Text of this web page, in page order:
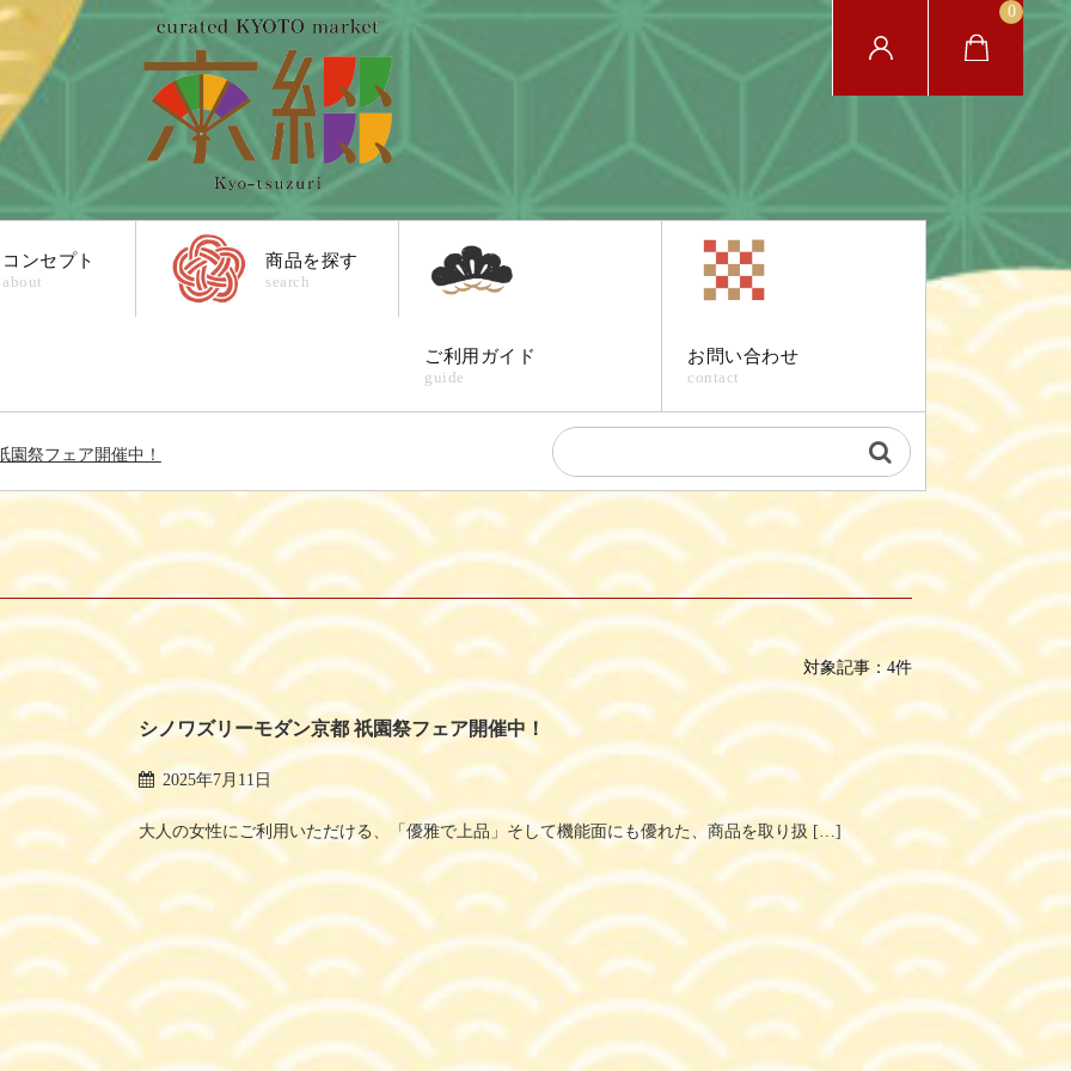
0
コンセプト
about
商品を探す
search
ご利用ガイド
guide
お問い合わせ
contact
園祭フェア開催中！
対象記事：4件
シノワズリーモダン京都 祇園祭フェア開催中！
2025年7月11日
大人の女性にご利用いただける、「優雅で上品」そして機能面にも優れた、商品を取り扱 […]